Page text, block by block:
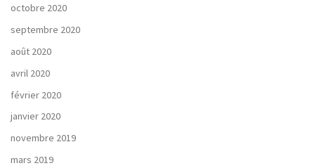
octobre 2020
septembre 2020
août 2020
avril 2020
février 2020
janvier 2020
novembre 2019
mars 2019